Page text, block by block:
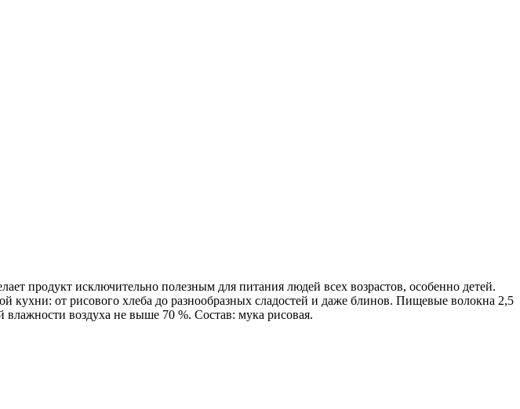
продукт исключительно полезным для питания людей всех возрастов, особенно детей.
кухни: от рисового хлеба до разнообразных сладостей и даже блинов. Пищевые волокна 2,5
воздуха не выше 70 %. Состав: мука рисовая.